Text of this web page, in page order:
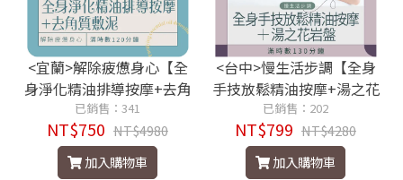
<宜蘭>解除疲憊身心【全
身淨化精油排導按摩+去角
質敷泥】120分鐘750元
已銷售：341
NT$750 NT$4980
加入購物車
<台中>慢生活步調【全身
手技放鬆精油按摩+湯之花
岩盤】130分鐘799元
已銷售：202
NT$799 NT$4280
加入購物車